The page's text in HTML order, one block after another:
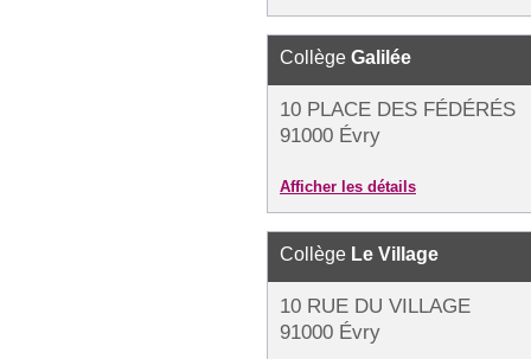
Collège Galilée
10 PLACE DES FÉDÉRÉS
91000 Évry
Afficher les détails
Collège Le Village
10 RUE DU VILLAGE
91000 Évry